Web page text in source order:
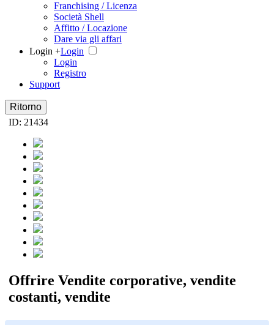
Franchising / Licenza
Società Shell
Affitto / Locazione
Dare via gli affari
Login +Login
Login
Registro
Support
Ritorno
ID: 21434
Offrire Vendite corporative, vendite
costanti, vendite